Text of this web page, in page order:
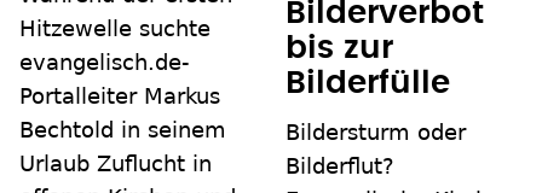
Hitzewelle suchte
evangelisch.de-
Portalleiter Markus
Bechtold in seinem
Urlaub Zuflucht in
Bilderverbot
bis zur
Bilderfülle
Bildersturm oder
Bilderflut?